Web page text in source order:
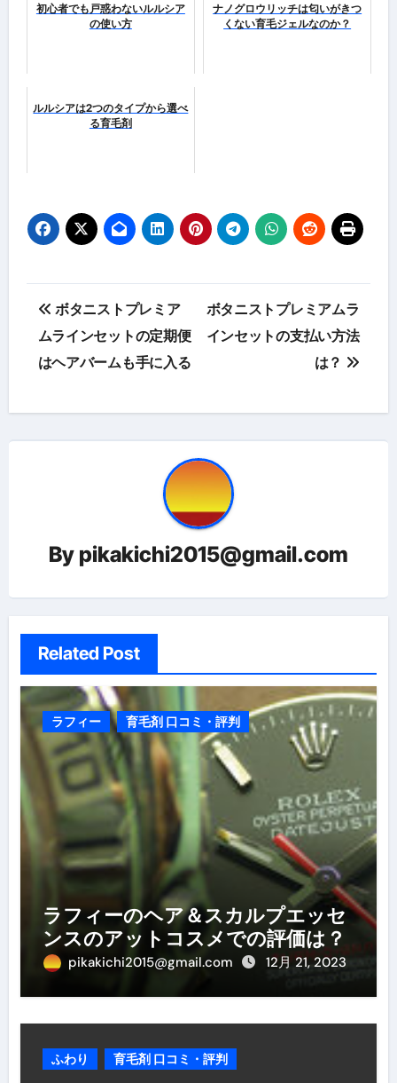
初心者でも戸惑わないルルシア
の使い方
ナノグロウリッチは匂いがきつ
くない育毛ジェルなのか？
ルルシアは2つのタイプから選べ
る育毛剤
投
稿
ナ
ビ
ゲ
ョ
ン
ボタニストプレミア
ムラインセットの定期便
はヘアバームも手に入る
ボタニストプレミアムラ
インセットの支払い方法
は？
By pikakichi2015@gmail.com
Related Post
ラフィー 育毛剤 口コミ・評判
ラフィーのヘア＆スカルプエッセ
ンスのアットコスメでの評価は？
pikakichi2015@gmail.com 12月 21, 2023
ふわり 育毛剤 口コミ・評判